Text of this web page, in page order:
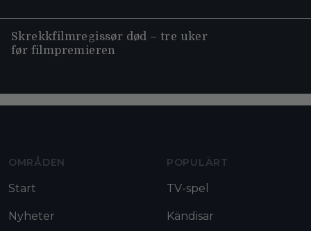
Skrekkfilmregissør død – tre uker
før filmpremieren
OMRÅDEN
Start
Nyheter
POPULÄRT
TV-spel
Kändisar